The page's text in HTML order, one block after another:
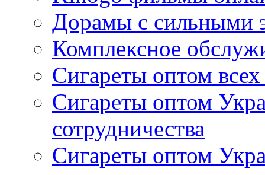
Дорамы с сильными
Комплексное
Сигареты оптом
Сигареты оптом
сотрудничества
Сигареты оптом